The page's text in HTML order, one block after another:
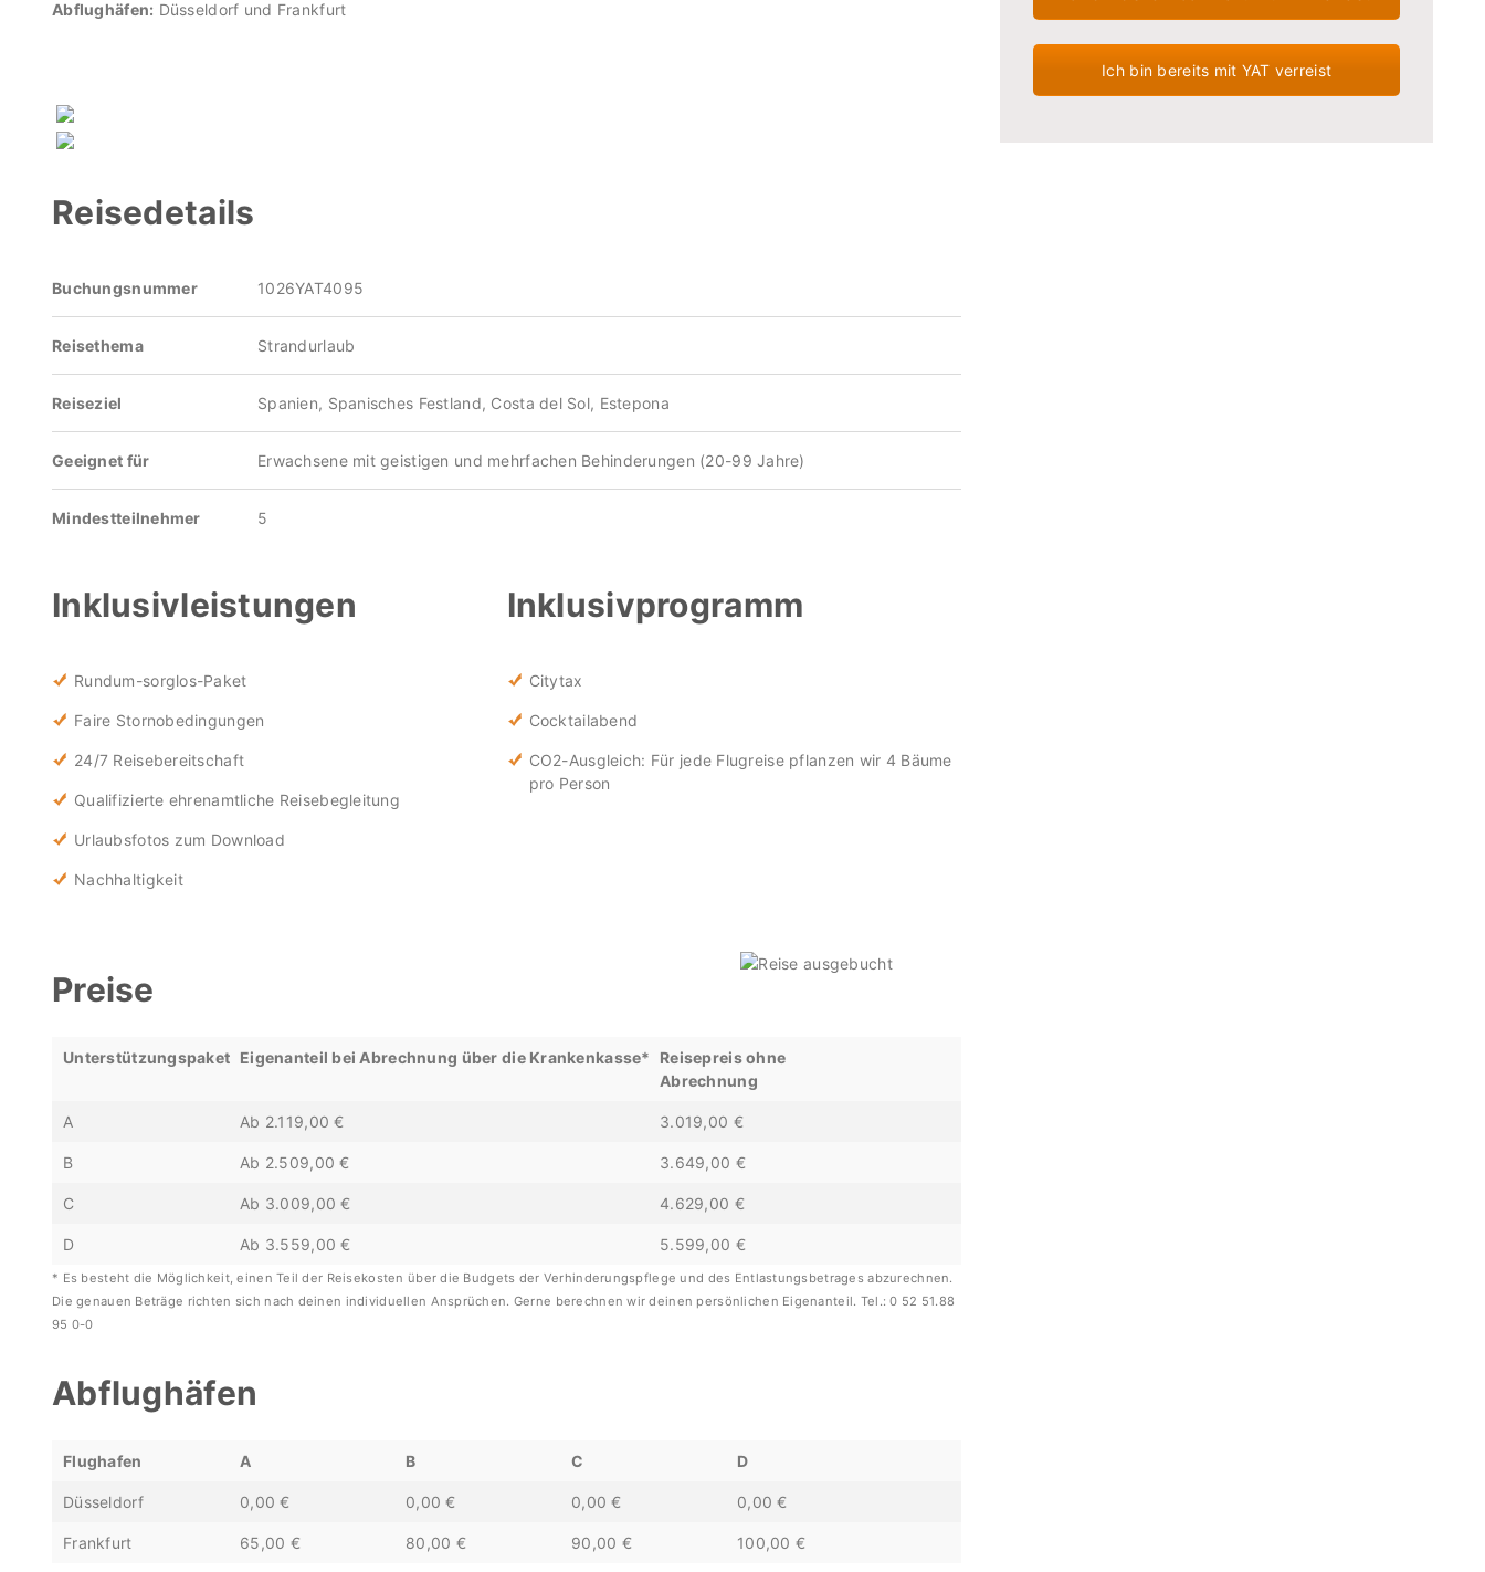
Abflughäfen: Düsseldorf und Frankfurt
Reisedetails
Buchungsnummer 1026YAT4095
Reisethema Strandurlaub
Reiseziel Spanien, Spanisches Festland, Costa del Sol, Estepona
Geeignet für Erwachsene mit geistigen und mehrfachen Behinderungen (20-99 Jahre)
Mindestteilnehmer 5
Inklusivleistungen
Rundum-sorglos-Paket
Faire Stornobedingungen
24/7 Reisebereitschaft
Qualifizierte ehrenamtliche Reisebegleitung
Urlaubsfotos zum Download
Nachhaltigkeit
Inklusivprogramm
Citytax
Cocktailabend
CO2-Ausgleich: Für jede Flugreise pflanzen wir 4 Bäume
pro Person
Preise
Unterstützungspaket Eigenanteil bei Abrechnung über die Krankenkasse*
Reisepreis ohne
Abrechnung
A Ab 2.119,00 € 3.019,00 €
B Ab 2.509,00 € 3.649,00 €
C Ab 3.009,00 € 4.629,00 €
D Ab 3.559,00 € 5.599,00 €
* Es besteht die Möglichkeit, einen Teil der Reisekosten über die Budgets der Verhinderungspflege und des Entlastungsbetrages abzurechnen.
Die genauen Beträge richten sich nach deinen individuellen Ansprüchen. Gerne berechnen wir deinen persönlichen Eigenanteil. Tel.: 0 52 51.88
95 0-0
Abflughäfen
Flughafen A B C D
Düsseldorf 0,00 € 0,00 € 0,00 € 0,00 €
Frankfurt 65,00 € 80,00 € 90,00 € 100,00 €
Ich bin bereits mit YAT verreist